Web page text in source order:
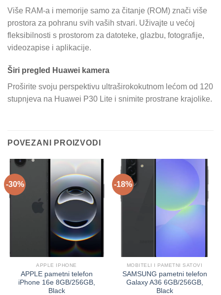
Više RAM-a i memorije samo za čitanje (ROM) znači više
prostora za pohranu svih vaših stvari. Uživajte u većoj
fleksibilnosti s prostorom za datoteke, glazbu, fotografije,
videozapise i aplikacije.
Širi pregled Huawei kamera
Proširite svoju perspektivu ultraširokokutnom lećom od 120
stupnjeva na Huawei P30 Lite i snimite prostrane krajolike.
POVEZANI PROIZVODI
-30%
APPLE IPHONE
APPLE pametni telefon
iPhone 16e 8GB/256GB,
Black
-18%
MOBITELI I PAMETNI SATOVI
SAMSUNG pametni telefon
Galaxy A36 6GB/256GB,
Black